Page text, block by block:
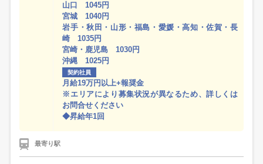
山口 1045円
宮城 1040円
岩手・秋田・山形・福島・愛媛・高知・佐賀・長
崎 1035円
宮崎・鹿児島 1030円
沖縄 1025円
契約社員
月給19万円以上+報奨金
※エリアにより募集状況が異なるため、詳しくは
お問合せください
◆昇給年1回
最寄り駅